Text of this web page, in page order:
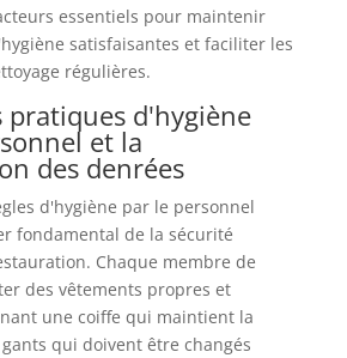
essentiels pour maintenir
satisfaisantes et faciliter les
régulières.
pratiques d'hygiène
et la
des denrées
d'hygiène par le personnel
fondamental de la sécurité
Chaque membre de
des vêtements propres et
une coiffe qui maintient la
qui doivent être changés